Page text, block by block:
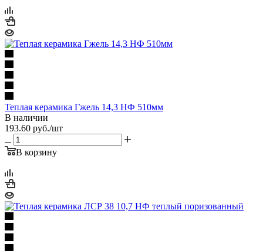
Теплая керамика Гжель 14,3 НФ 510мм
В наличии
193.60 руб./шт
В корзину